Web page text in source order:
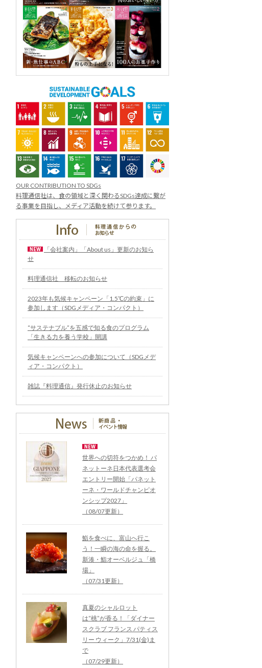
OUR CONTRIBUTION TO SDGs
料理通信社は、食の領域と深く関わるSDGs達成に繋が
る事業を目指し、メディア活動を続けて参ります。
「会社案内」「About us」更新のお知ら
せ
料理通信社 移転のお知らせ
2023年も気候キャンペーン「1.5℃の約束」に
参加します（SDGメディア・コンパクト）
“サステナブル”を五感で知る食のプログラム
「生きる力を養う学校」開講
気候キャンペーンへの参加について（SDGメデ
ィア・コンパクト）
雑誌『料理通信』発行休止のお知らせ
世界への切符をつかめ！ パ
ネットーネ日本代表選考会
エントリー開始「パネット
ーネ・ワールドチャンピオ
ンシップ2027」
（08/07更新）
鮨を食べに、富山へ行こ
う！一瞬の海の命を握る。
新湊・鮨オーベルジュ「橋
場」
（07/31更新）
真夏のシャルロット
は“桃”が香る！「ダイナー
スクラブ フランス パティス
リー ウィーク」7/31(金)ま
で
（07/29更新）